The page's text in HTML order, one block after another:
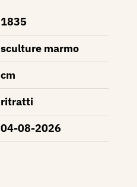
1835
sculture marmo
cm
ritratti
04-08-2026